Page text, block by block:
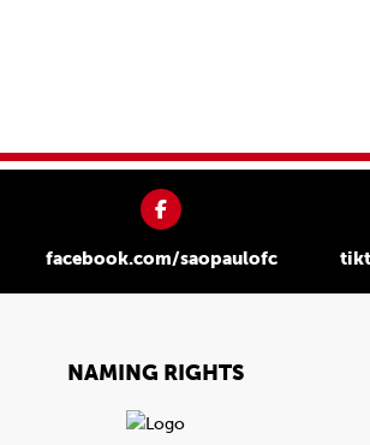
facebook.com/saopaulofc
NAMING RIGHTS